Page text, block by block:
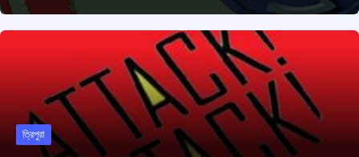
ত্রিপুরা